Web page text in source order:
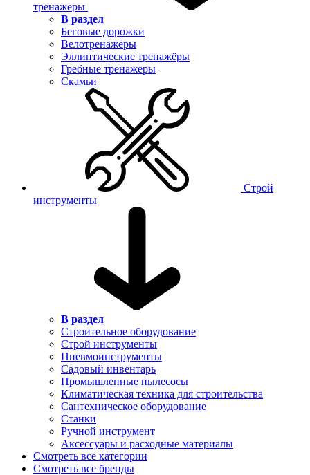
тренажеры
В раздел
Беговые дорожки
Велотренажёры
Эллиптические тренажёры
Гребные тренажеры
Скамьи
Строй
инструменты
В раздел
Строительное оборудование
Строй инструменты
Пневмоинструменты
Садовый инвентарь
Промышленные пылесосы
Климатическая техника для строительства
Сантехническое оборудование
Станки
Ручной инструмент
Аксессуары и расходные материалы
Смотреть все категории
Смотреть все бренды